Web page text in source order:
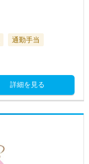
通勤手当
詳細を見る